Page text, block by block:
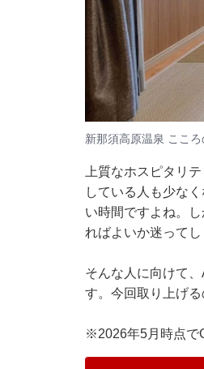
新那須高原温泉 ここ
上質なホスピタリ
している人も少な
い時間ですよね。
ればよいか迷って
そんな人に向けて
す。今回取り上げ
※2026年5月時点で